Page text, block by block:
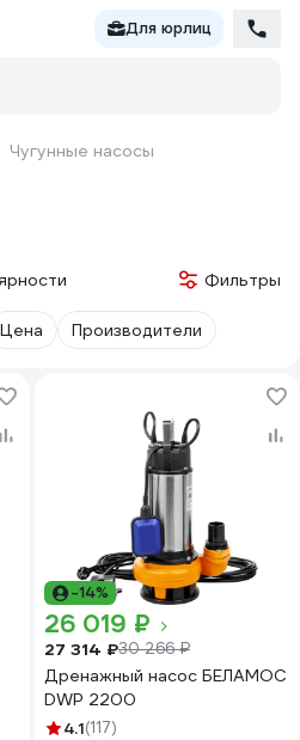
Для юрлиц
Чугунные насосы
Фильтры
Цена Производители
-14%
26 019 ₽
27 314 ₽30 266 ₽
Дренажный насос БЕЛАМОС
DWP 2200
4.1(117)